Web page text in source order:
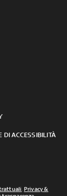
DI ACCESSIBILITÀ
Privacy &